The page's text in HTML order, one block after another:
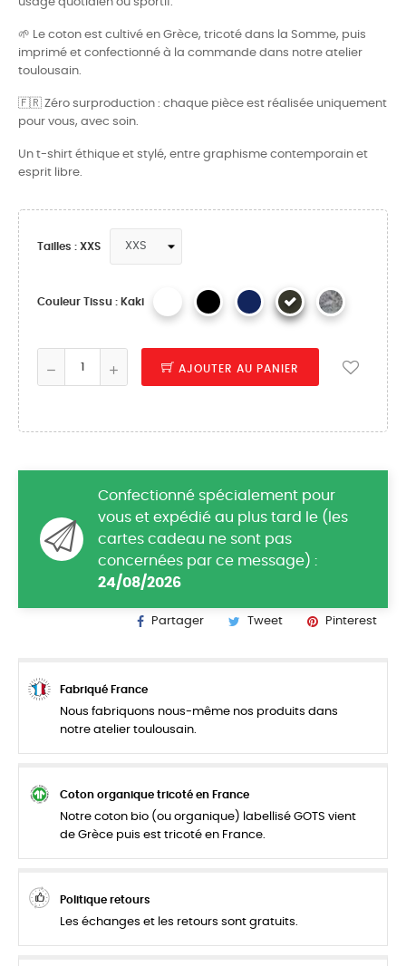
🌱 Le coton est cultivé en Grèce, tricoté dans la Somme, puis
imprimé et confectionné à la commande dans notre atelier
toulousain.
🇫🇷 Zéro surproduction : chaque pièce est réalisée uniquement
pour vous, avec soin.
Un t-shirt éthique et stylé, entre graphisme contemporain et
esprit libre.
Tailles : XXS
Couleur Tissu : Kaki
AJOUTER AU PANIER
Confectionné spécialement pour
vous et expédié au plus tard le (les
cartes cadeau ne sont pas
concernées par ce message) :
24/08/2026
Partager Tweet Pinterest
Fabriqué France
Nous fabriquons nous-même nos produits dans
notre atelier toulousain.
Coton organique tricoté en France
Notre coton bio (ou organique) labellisé GOTS vient
de Grèce puis est tricoté en France.
Politique retours
Les échanges et les retours sont gratuits.